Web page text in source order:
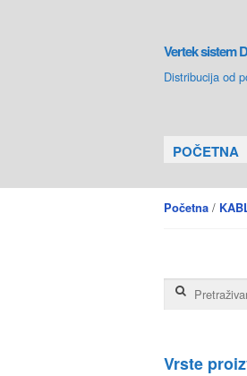
Skip to
Skip to
Vertek sistem
Distribucija od
POČETNA
Početna /
Pretraga za:
Vrste